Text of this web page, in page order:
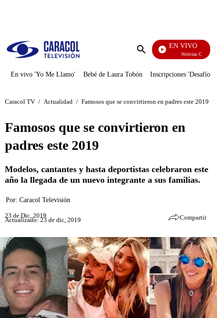
Enviar
EN VIVO
Noticias Caracol
En vivo 'Yo Me Llamo' Bebé de Laura Tobón Inscripciones 'Desafío'
Caracol TV / Actualidad / Famosos que se convirtieron en padres este 2019
Famosos que se convirtieron en
padres este 2019
Modelos, cantantes y hasta deportistas celebraron este
año la llegada de un nuevo integrante a sus familias.
Por: Caracol Televisión
23 de Dic, 2019
Actualizado: 23 de dic, 2019 Compartir